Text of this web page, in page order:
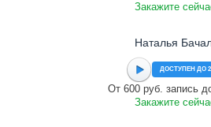
Закажите
Наталья
ДОСТУПЕН ДО
От 600 руб. запись
Закажите